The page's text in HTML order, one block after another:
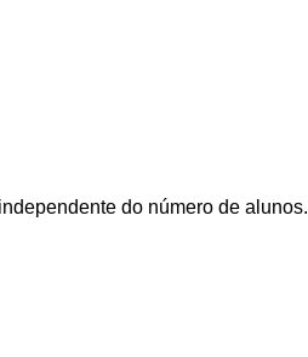
do número de alunos.